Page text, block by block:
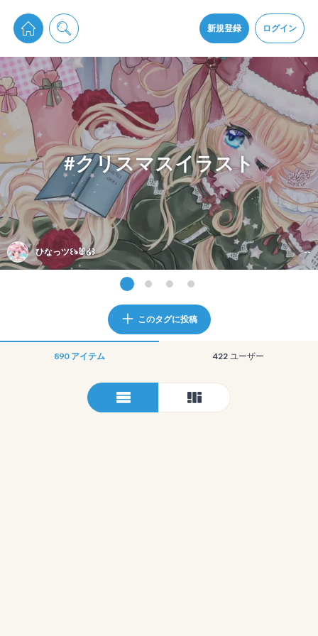
新規登録 ログイン
pixiv Sketchは2024年5月28日付で プライパシーポリシーを改定しました。
通知を受け取るにはここをクリックします
pixiv Sketchアプリでさらに快適に！
アプリをインストール
#クリスマスイラスト
ひなっツ꒰ঌ🐰໒꒱ --
このタグに投稿
890 アイテム 422 ユーザー